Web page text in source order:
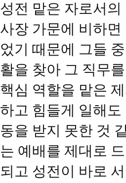
성전 맡은 자로서
사장 가문에 비하
었기 때문에 그들
활을 찾아 그 직무
핵심 역할을 맡은
하고 힘들게 일해
동을 받지 못한 것
는 예배를 제대로
되고 성전이 바로